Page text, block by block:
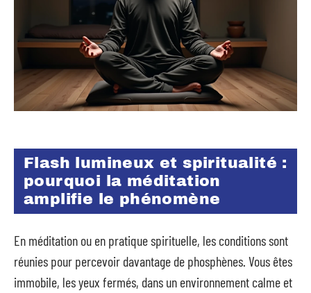
Flash lumineux et spiritualité :
pourquoi la méditation
amplifie le phénomène
En méditation ou en pratique spirituelle, les conditions sont
réunies pour percevoir davantage de phosphènes. Vous êtes
immobile, les yeux fermés, dans un environnement calme et